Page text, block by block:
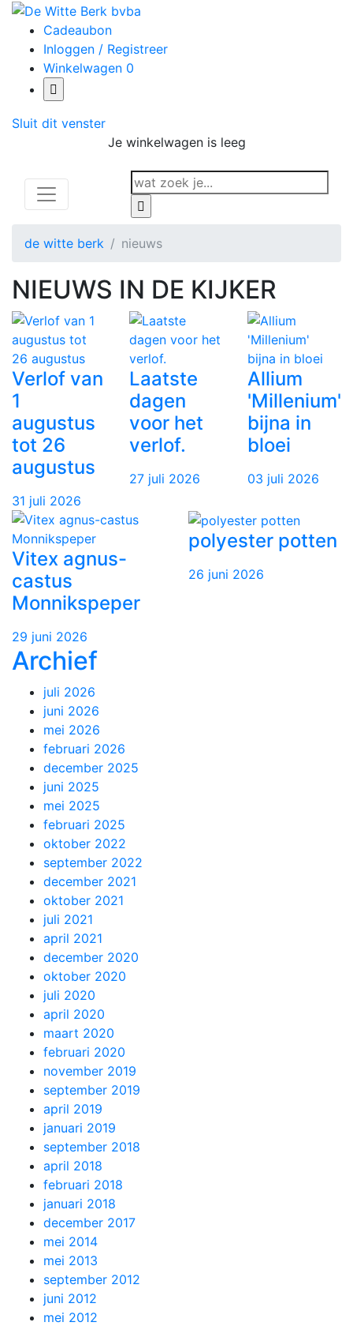
Cadeaubon
Inloggen / Registreer
Winkelwagen 0
Sluit dit venster
Je winkelwagen is leeg
de witte berk nieuws
NIEUWS IN DE KIJKER
Verlof van
1
augustus
tot 26
augustus
31 juli 2026
Laatste
dagen
voor het
verlof.
27 juli 2026
Allium
'Millenium'
bijna in
bloei
03 juli 2026
Vitex agnus-
castus
Monnikspeper
29 juni 2026
polyester potten
26 juni 2026
Archief
juli 2026
juni 2026
mei 2026
februari 2026
december 2025
juni 2025
mei 2025
februari 2025
oktober 2022
september 2022
december 2021
oktober 2021
juli 2021
april 2021
december 2020
oktober 2020
juli 2020
april 2020
maart 2020
februari 2020
november 2019
september 2019
april 2019
januari 2019
september 2018
april 2018
februari 2018
januari 2018
december 2017
mei 2014
mei 2013
september 2012
juni 2012
mei 2012